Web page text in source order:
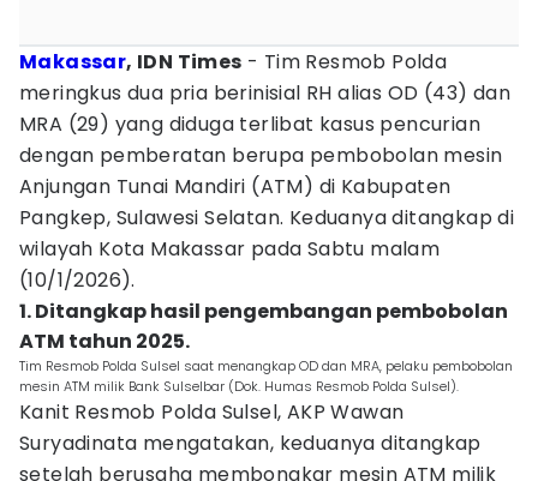
Makassar, IDN Times - Tim Resmob Polda
meringkus dua pria berinisial RH alias OD (43) dan
MRA (29) yang diduga terlibat kasus pencurian
dengan pemberatan berupa pembobolan mesin
Anjungan Tunai Mandiri (ATM) di Kabupaten
Pangkep, Sulawesi Selatan. Keduanya ditangkap di
wilayah Kota Makassar pada Sabtu malam
(10/1/2026).
1. Ditangkap hasil pengembangan pembobolan
ATM tahun 2025.
Tim Resmob Polda Sulsel saat menangkap OD dan MRA, pelaku pembobolan
mesin ATM milik Bank Sulselbar (Dok. Humas Resmob Polda Sulsel).
Kanit Resmob Polda Sulsel, AKP Wawan
Suryadinata mengatakan, keduanya ditangkap
setelah berusaha membongkar mesin ATM milik